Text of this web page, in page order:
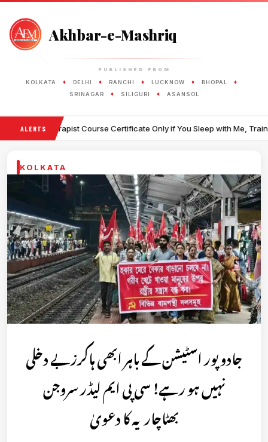
Akhbar-e-Mashriq
PUBLISHED FROM
KOLKATA ♦ DELHI ♦ RANCHI ♦ LUCKNOW ♦ BHOPAL ♦
SRINAGAR ♦ SILIGURI ♦ ASANSOL
ALERTS
Course Certificate Only if You Sleep with Me, Trainer Suggests to
KOLKATA
جادو پور اسٹیشن کے باہر ابھی ہاکرزبے دخلی
نہیں ہو رہے! سی پی ایم لیڈر سروجن
بھٹاچاریہ کا دعویٰ